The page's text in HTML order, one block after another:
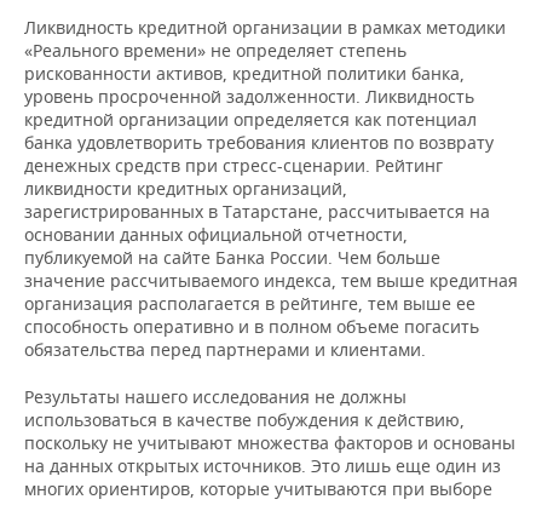
Ликвидность кредитной организации в рамках методики
«Реального времени» не определяет степень
рискованности активов, кредитной политики банка,
уровень просроченной задолженности. Ликвидность
кредитной организации определяется как потенциал
банка удовлетворить требования клиентов по возврату
денежных средств при стресс-сценарии. Рейтинг
ликвидности кредитных организаций,
зарегистрированных в Татарстане, рассчитывается на
основании данных официальной отчетности,
публикуемой на сайте Банка России. Чем больше
значение рассчитываемого индекса, тем выше кредитная
организация располагается в рейтинге, тем выше ее
способность оперативно и в полном объеме погасить
обязательства перед партнерами и клиентами.
Результаты нашего исследования не должны
использоваться в качестве побуждения к действию,
поскольку не учитывают множества факторов и основаны
на данных открытых источников. Это лишь еще один из
многих ориентиров, которые учитываются при выборе